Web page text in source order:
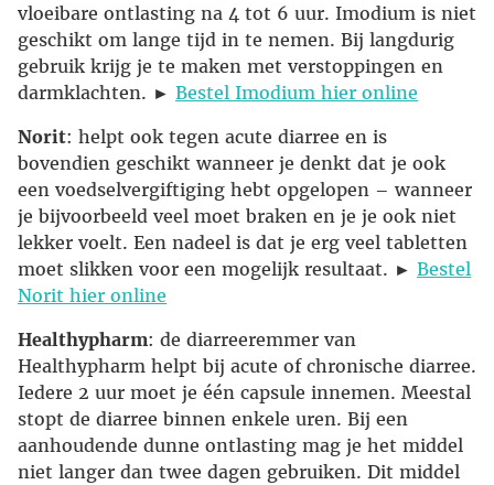
vloeibare ontlasting na 4 tot 6 uur. Imodium is niet
geschikt om lange tijd in te nemen. Bij langdurig
gebruik krijg je te maken met verstoppingen en
darmklachten. ► Bestel Imodium hier online
Norit: helpt ook tegen acute diarree en is
bovendien geschikt wanneer je denkt dat je ook
een voedselvergiftiging hebt opgelopen – wanneer
je bijvoorbeeld veel moet braken en je je ook niet
lekker voelt. Een nadeel is dat je erg veel tabletten
moet slikken voor een mogelijk resultaat. ► Bestel
Norit hier online
Healthypharm: de diarreeremmer van
Healthypharm helpt bij acute of chronische diarree.
Iedere 2 uur moet je één capsule innemen. Meestal
stopt de diarree binnen enkele uren. Bij een
aanhoudende dunne ontlasting mag je het middel
niet langer dan twee dagen gebruiken. Dit middel